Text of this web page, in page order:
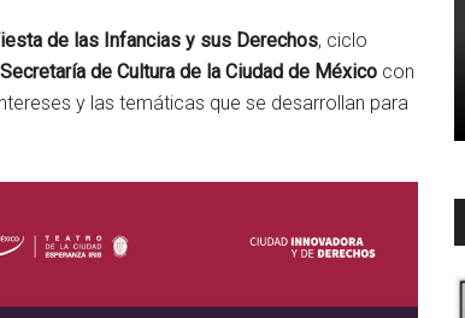
de las Infancias y sus Derechos, ciclo
de Cultura de la Ciudad de México con
y las temáticas que se desarrollan para